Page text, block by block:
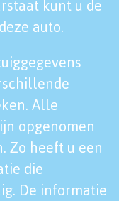
kunt u de
auto.
Alle
opgenomen
Zo heeft u een
die
De informatie